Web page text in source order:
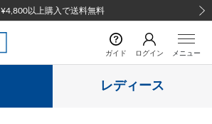
¥4,800以上購入で送料無料
ガイド ログイン メニュー
レディース